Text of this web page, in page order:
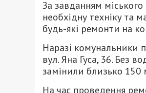
За завданням
необхідну техніку та
будь-які ремонти на
Наразі комунальники
вул. Яна Гуса, 36. Без
замінили близько 150
На час проведення